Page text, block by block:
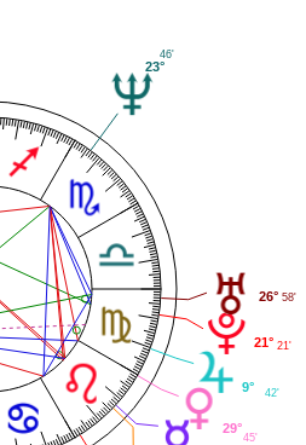
23°
46'
29°
45'
9° 42'
21° 21'
26° 58'